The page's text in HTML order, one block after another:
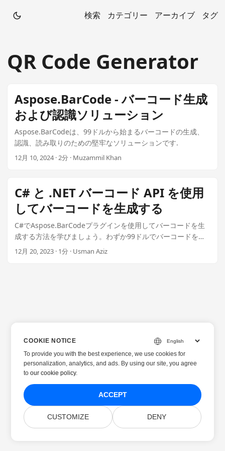
検索 カテゴリー アーカイブ タグ
QR Code Generator
Aspose.BarCode - バーコード生成
および認識ソリューション
Aspose.BarCodeは、99ドルから始まるバーコードの生成、
認識、読み取りのための堅牢なソリューションです.
12月 10, 2024 · 2分 · Muzammil Khan
C# と .NET バーコード API を使用
してバーコードを生成する
C#でAspose.BarCodeプラグインを使用してバーコードを生
成する方法を学びましょう。わずか99ドルでバーコードをカ
スタマイズし、私たちの.NETプラグインを使って簡単にキャ
12月 20, 2023 · 1分 · Usman Aziz
COOKIE NOTICE
To provide you with the best experience, we use cookies for
personalization, analytics, and ads. By using our site, you agree
toour cookie policy.
ACCEPT
CUSTOMIZE DENY